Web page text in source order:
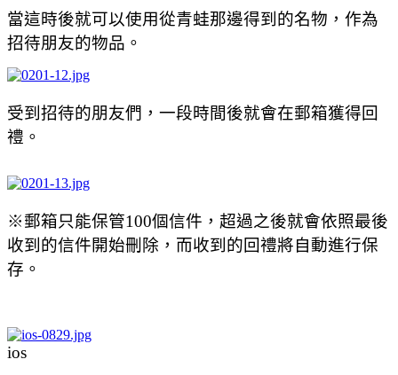
當這時後就可以使用從青蛙那邊得到的名物，作為
招待朋友的物品。
受到招待的朋友們，一段時間後就會在郵箱獲得回
禮。
※郵箱只能保管100個信件，超過之後就會依照最後
收到的信件開始刪除，而收到的回禮將自動進行保
存。
ios